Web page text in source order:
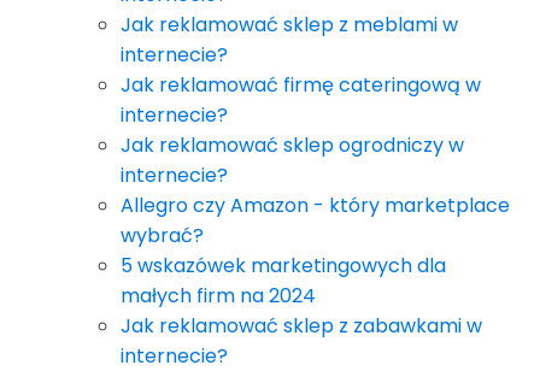
Jak reklamować sklep z meblami w
internecie?
Jak reklamować firmę cateringową w
internecie?
Jak reklamować sklep ogrodniczy w
internecie?
Allegro czy Amazon - który marketplace
wybrać?
5 wskazówek marketingowych dla
małych firm na 2024
Jak reklamować sklep z zabawkami w
internecie?